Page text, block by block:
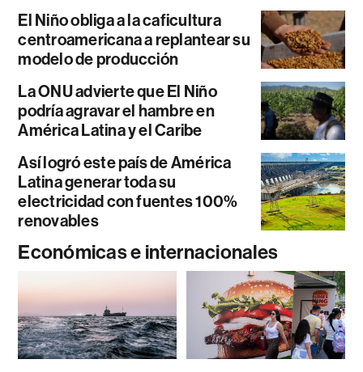
El Niño obliga a la caficultura
centroamericana a replantear su
modelo de producción
La ONU advierte que El Niño
podría agravar el hambre en
América Latina y el Caribe
Así logró este país de América
Latina generar toda su
electricidad con fuentes 100%
renovables
Económicas e internacionales